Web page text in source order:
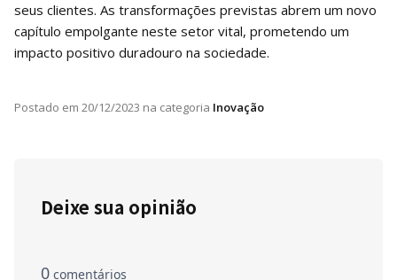
seus clientes. As transformações previstas abrem um novo
capítulo empolgante neste setor vital, prometendo um
impacto positivo duradouro na sociedade.
Postado em 20/12/2023 na categoria Inovação
Deixe sua opinião